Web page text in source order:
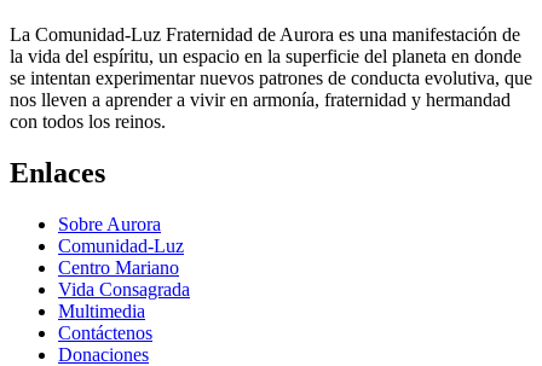
La Comunidad-Luz Fraternidad de Aurora es una manifestación de
la vida del espíritu, un espacio en la superficie del planeta en donde
se intentan experimentar nuevos patrones de conducta evolutiva, que
nos lleven a aprender a vivir en armonía, fraternidad y hermandad
con todos los reinos.
Enlaces
Sobre Aurora
Comunidad-Luz
Centro Mariano
Vida Consagrada
Multimedia
Contáctenos
Donaciones